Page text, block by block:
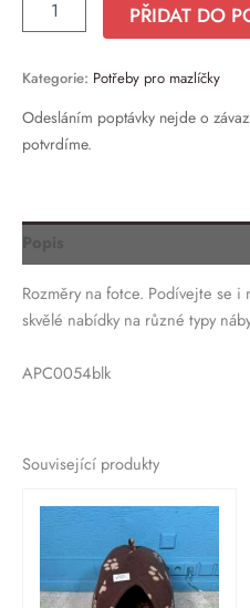
PŘIDAT DO
Kategorie: Potřeby pro mazlíčky
Odesláním poptávky nejde o
potvrdíme.
Rozměry na fotce. Podívejte se
skvělé nabídky na různé typy
APC0054blk
Související produkty